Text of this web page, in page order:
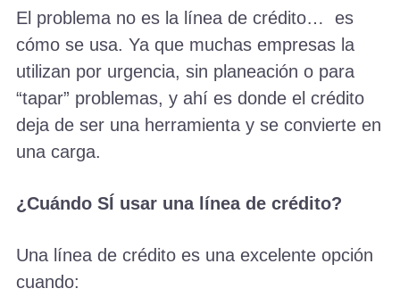
El problema no es la línea de crédito… es
cómo se usa. Ya que muchas empresas la
utilizan por urgencia, sin planeación o para
“tapar” problemas, y ahí es donde el crédito
deja de ser una herramienta y se convierte en
una carga.
¿Cuándo SÍ usar una línea de crédito?
Una línea de crédito es una excelente opción
cuando: